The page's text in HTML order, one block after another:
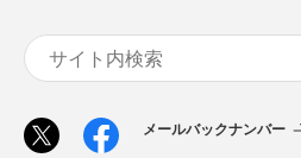
メールバックナンバー